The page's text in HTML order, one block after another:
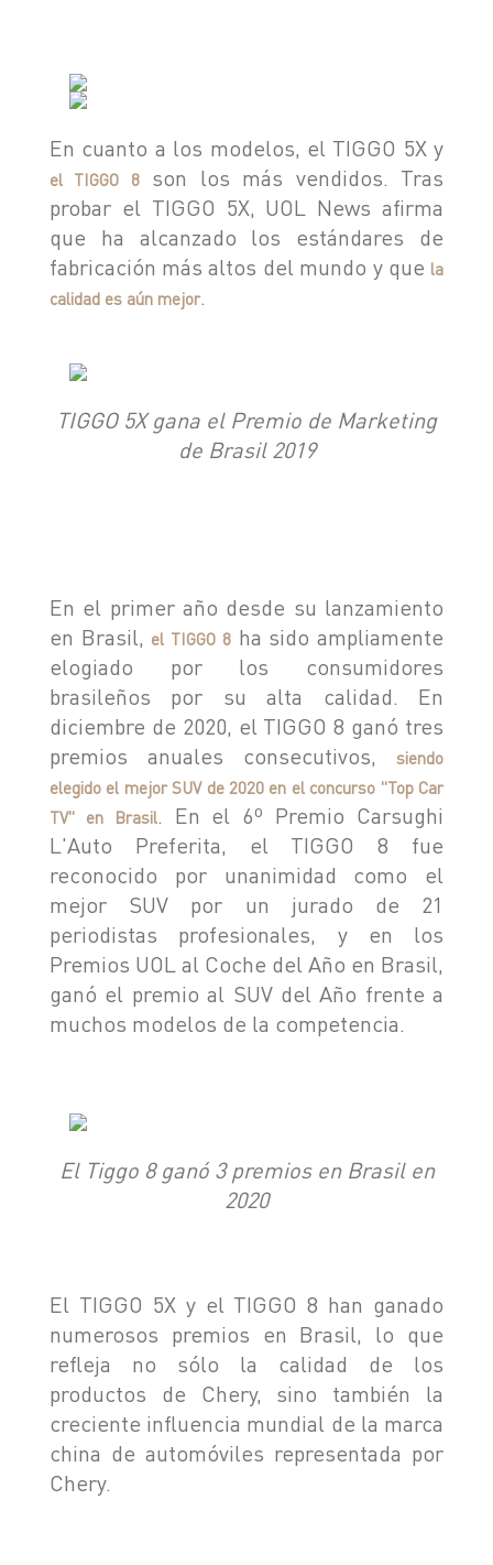
En cuanto a los modelos, el TIGGO 5X y
el TIGGO 8son los más vendidos. Tras
probar el TIGGO 5X, UOL News afirma
que ha alcanzado los estándares de
fabricación más altos del mundo y que la
calidad es aún mejor.
TIGGO 5X gana el Premio de Marketing
de Brasil 2019
En el primer año desde su lanzamiento
en Brasil, el TIGGO 8ha sido ampliamente
elogiado por los consumidores
brasileños por su alta calidad. En
diciembre de 2020, el TIGGO 8 ganó tres
premios anuales consecutivos,siendo
elegido el mejor SUV de 2020 en el concurso "Top Car
TV" en Brasil. En el 6º Premio Carsughi
L'Auto Preferita, el TIGGO 8 fue
reconocido por unanimidad como el
mejor SUV por un jurado de 21
periodistas profesionales, y en los
Premios UOL al Coche del Año en Brasil,
ganó el premio al SUV del Año frente a
muchos modelos de la competencia.
El Tiggo 8 ganó 3 premios en Brasil en
2020
El TIGGO 5X y el TIGGO 8 han ganado
numerosos premios en Brasil, lo que
refleja no sólo la calidad de los
productos de Chery, sino también la
creciente influencia mundial de la marca
china de automóviles representada por
Chery.